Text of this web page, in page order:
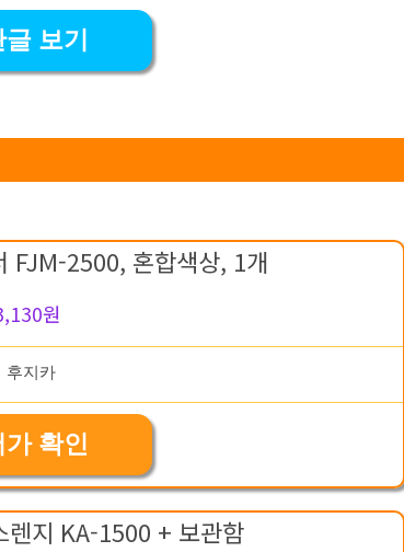
보기
FJM-2500, 혼합색상, 1개
원
가 확인
렌지 KA-1500 + 보관함